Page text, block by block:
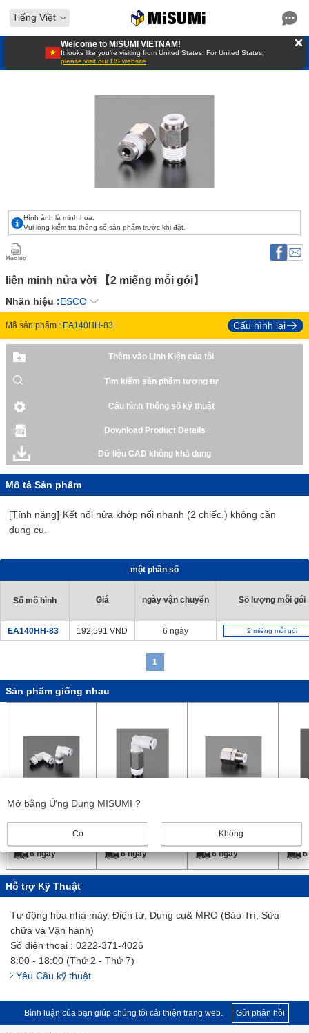
Tiếng Việt
Welcome to MISUMI VIETNAM!
It looks like you’re visiting from United States. For United States,
please visit our US website
Hình ảnh là minh họa.
Vui lòng kiểm tra thông số sản phẩm trước khi đặt.
Mục lục
liên minh nửa vời 【2 miếng mỗi gói】
Nhãn hiệu :ESCO
Mã sản phẩm : EA140HH-83 Cấu hình lại
Thêm vào Linh Kiện của tôi
Tìm kiếm sản phẩm tương tự
Cấu hình Thông số kỹ thuật
Download Product Details
Dữ liệu CAD không khả dụng
Mô tả Sản phẩm
[Tính năng]·Kết nối nửa khớp nối nhanh (2 chiếc.) không cần
dụng cụ.
một phần số
Số mô hình Giá ngày vận chuyển Số lượng mỗi gói
EA140HH-83 192,591 VND 6 ngày 2 miếng mỗi gói
1
Sản phẩm giống nhau
Liên minh khuy tay
【2 miếng mỗi
gói】
ESCO
VND
6 ngày
Hiệp hội thụt tay
ESCO
6 ngày
ESCO
151,675VND
6 ngày
ESCO
Hỗ trợ Kỹ Thuật
Tự động hóa nhà máy, Điện tử, Dụng cụ& MRO (Bảo Trì, Sửa
chữa và Vận hành)
Số điện thoại : 0222-371-4026
8:00 - 18:00 (Thứ 2 - Thứ 7)
Yêu Cầu kỹ thuật
Bình luận của bạn giúp chúng tôi cải thiện trang web. Gửi phản hồi
Mở bằng Ứng Dụng MISUMI ?
Có Không